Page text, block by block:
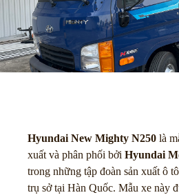
Hyundai New Mighty N250 là
xuất và phân phối bởi Hyundai
trong những tập đoàn sản xuất ô
trụ sở tại Hàn Quốc. Mẫu xe này